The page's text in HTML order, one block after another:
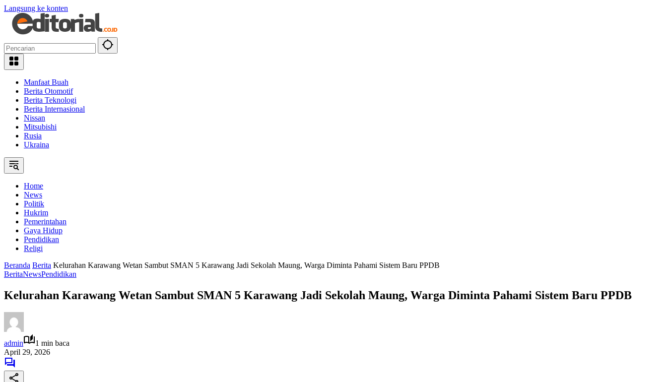
Langsung ke konten
Manfaat Buah
Berita Otomotif
Berita Teknologi
Berita Internasional
Nissan
Mitsubishi
Rusia
Ukraina
Home
News
Politik
Hukrim
Pemerintahan
Gaya Hidup
Pendidikan
Religi
Beranda Berita Kelurahan Karawang Wetan Sambut SMAN 5 Karawang Jadi Sekolah Maung, Warga Diminta Pahami Sistem Baru PPDB
BeritaNewsPendidikan
Kelurahan Karawang Wetan Sambut SMAN 5 Karawang Jadi Sekolah Maung, Warga Diminta Pahami Sistem Baru PPDB
admin
1 min baca
April 29, 2026